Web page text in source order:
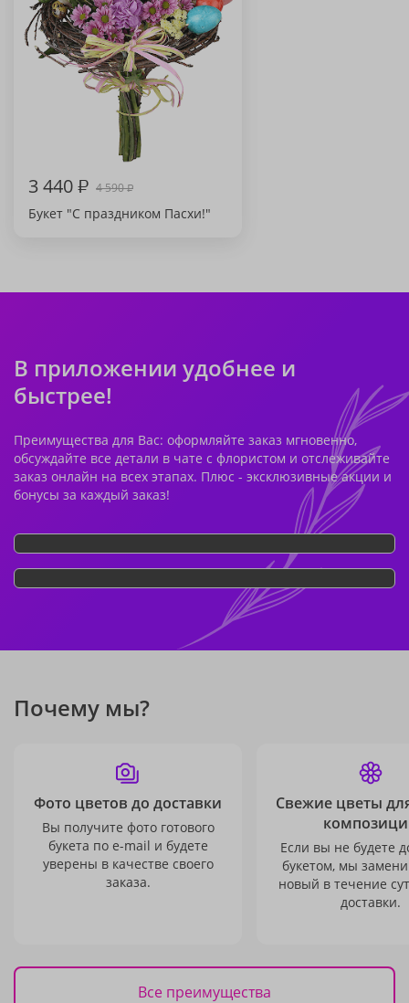
3 440₽ 4 590₽
Букет "С праздником Пасхи!"
В приложении удобнее и
быстрее!
Преимущества для Вас: оформляйте заказ мгновенно,
обсуждайте все детали в чате с флористом и отслеживайте
заказ онлайн на всех этапах. Плюс - эксклюзивные акции и
бонусы за каждый заказ!
Почему мы?
Фото цветов до доставки
Вы получите фото готового
букета по e-mail и будете
уверены в качестве своего
заказа.
Свежие цветы
Если вы не будете
букетом, мы
новый в течение
доставки.
Все преимущества